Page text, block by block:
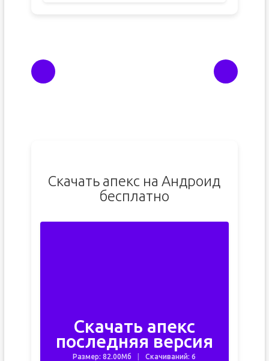
Скачать апекс на Андроид
бесплатно
Скачать апекс
последняя версия
Размер: 82.00Мб Скачиваний: 6